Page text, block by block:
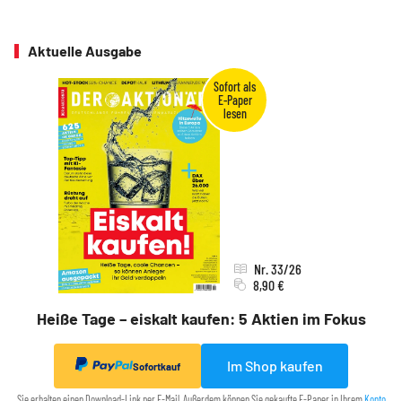
Aktuelle Ausgabe
Heiße Tage – eiskalt kaufen: 5 Aktien im Fokus
Nr. 33/26
8,90 €
Sofortkauf Im Shop kaufen